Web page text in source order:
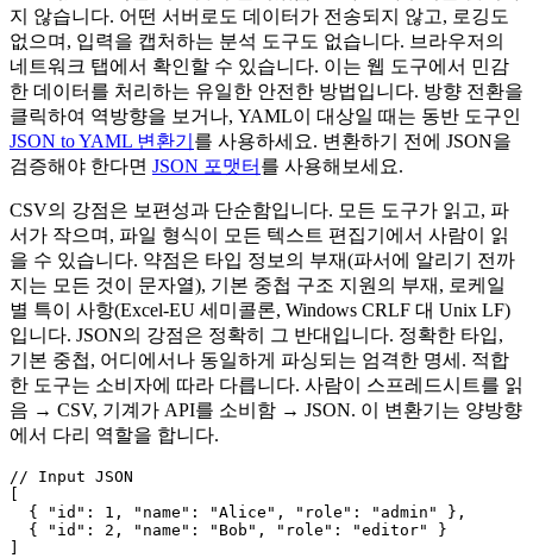
지 않습니다. 어떤 서버로도 데이터가 전송되지 않고, 로깅도
없으며, 입력을 캡처하는 분석 도구도 없습니다. 브라우저의
네트워크 탭에서 확인할 수 있습니다. 이는 웹 도구에서 민감
한 데이터를 처리하는 유일한 안전한 방법입니다. 방향 전환을
클릭하여 역방향을 보거나, YAML이 대상일 때는 동반 도구인
JSON to YAML 변환기 를 사용하세요. 변환하기 전에 JSON을
검증해야 한다면 JSON 포맷터 를 사용해보세요.
CSV의 강점은 보편성과 단순함입니다. 모든 도구가 읽고, 파
서가 작으며, 파일 형식이 모든 텍스트 편집기에서 사람이 읽
을 수 있습니다. 약점은 타입 정보의 부재(파서에 알리기 전까
지는 모든 것이 문자열), 기본 중첩 구조 지원의 부재, 로케일
별 특이 사항(Excel-EU 세미콜론, Windows CRLF 대 Unix LF)
입니다. JSON의 강점은 정확히 그 반대입니다. 정확한 타입,
기본 중첩, 어디에서나 동일하게 파싱되는 엄격한 명세. 적합
한 도구는 소비자에 따라 다릅니다. 사람이 스프레드시트를 읽
음 → CSV, 기계가 API를 소비함 → JSON. 이 변환기는 양방향
에서 다리 역할을 합니다.
// Input JSON
[
  { "id": 1, "name": "Alice", "role": "admin" },
  { "id": 2, "name": "Bob", "role": "editor" }
]